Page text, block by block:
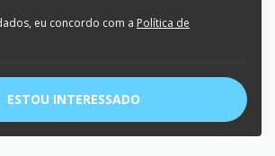
eu concordo com a Política de
ESTOU INTERESSADO